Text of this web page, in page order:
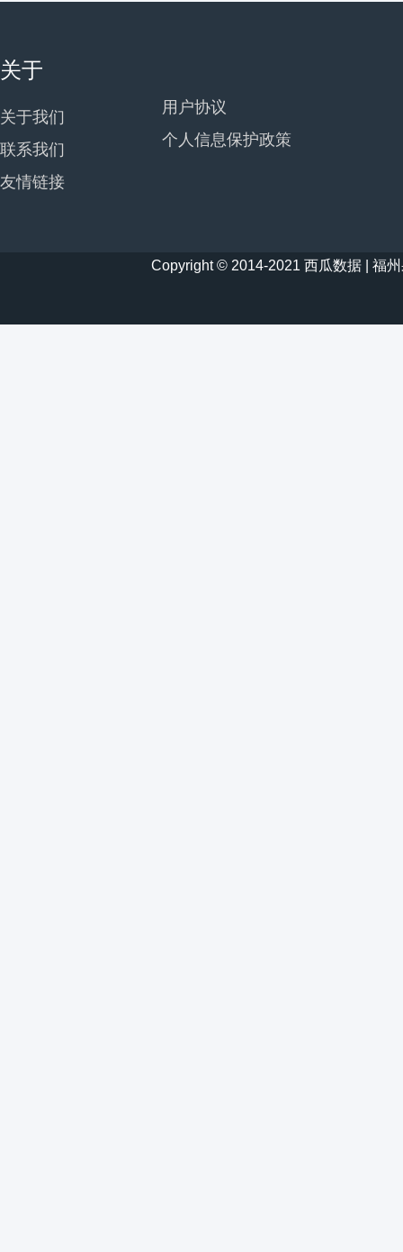
关于
关于我们
联系我们
友情链接
用户协议
个人信息保护政策
Copyright © 2014-2021 西瓜数据 | 福